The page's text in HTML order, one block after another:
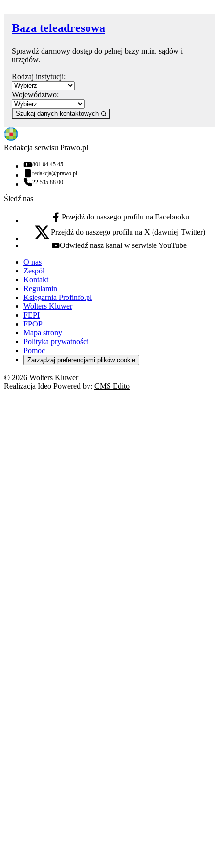
Baza teleadresowa
Sprawdź darmowy dostęp do pełnej bazy m.in. sądów i
urzędów.
Rodzaj instytucji:
Województwo:
Szukaj danych kontaktowych
Redakcja serwisu Prawo.pl
Numer telefonu:
801 04 45 45
Adres email:
redakcja@prawo.pl
Numer telefonu:
22 535 88 00
Śledź nas
facebook - otwiera się w nowej karcie
Przejdź do naszego profilu na Facebooku
x - otwiera się w nowej karcie
Przejdź do naszego profilu na X (dawniej Twitter)
youtube - otwiera się w nowej karcie
Odwiedź nasz kanał w serwisie YouTube
O nas
Zespół
Kontakt
Regulamin
Księgarnia Profinfo.pl
Wolters Kluwer
FEPI
FPOP
Mapa strony
Polityka prywatności
Pomoc
Zarządzaj preferencjami plików cookie
© 2026 Wolters Kluwer
Realizacja Ideo Powered by: CMS Edito